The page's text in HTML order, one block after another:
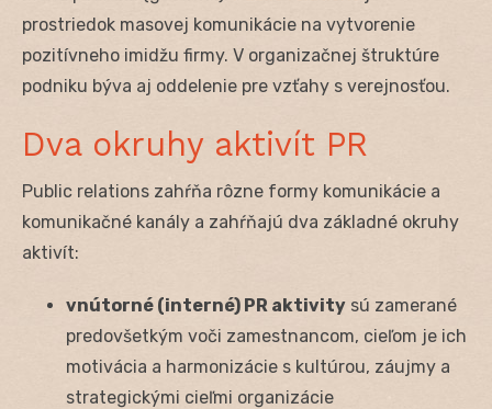
prostriedok masovej komunikácie na vytvorenie
pozitívneho imidžu firmy. V organizačnej štruktúre
podniku býva aj oddelenie pre vzťahy s verejnosťou.
Dva okruhy aktivít PR
Public relations zahŕňa rôzne formy komunikácie a
komunikačné kanály a zahŕňajú dva základné okruhy
aktivít:
vnútorné (interné) PR aktivity sú zamerané
predovšetkým voči zamestnancom, cieľom je ich
motivácia a harmonizácie s kultúrou, záujmy a
strategickými cieľmi organizácie